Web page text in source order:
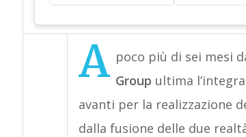
A poco più di sei mesi
Group ultima
avanti per la realizzazione
dalla fusione delle due